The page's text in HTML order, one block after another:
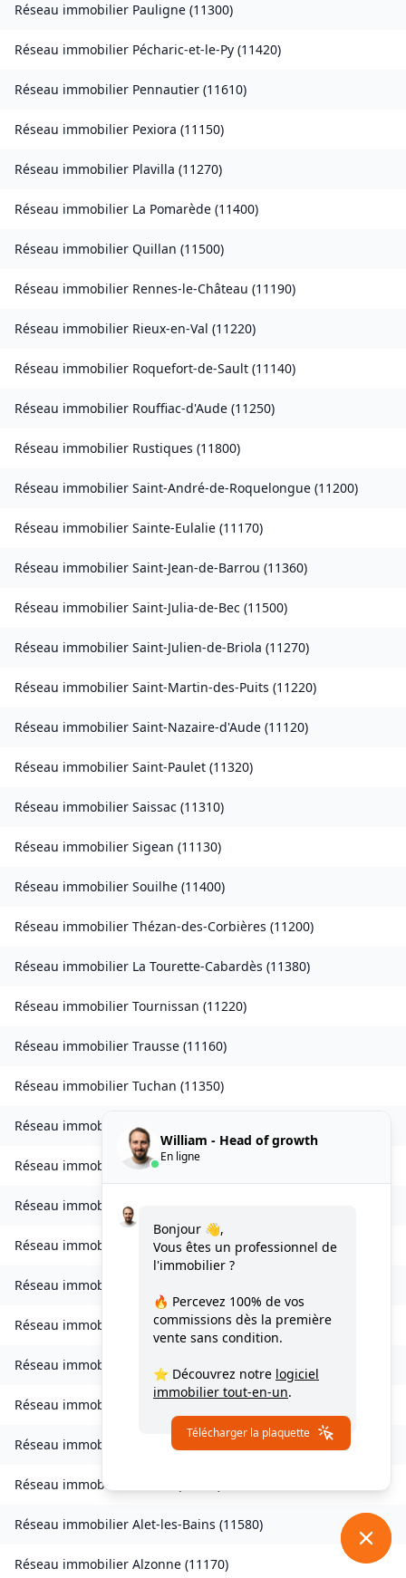
Réseau immobilier Pauligne (11300)
Réseau immobilier Pécharic-et-le-Py (11420)
Réseau immobilier Pennautier (11610)
Réseau immobilier Pexiora (11150)
Réseau immobilier Plavilla (11270)
Réseau immobilier La Pomarède (11400)
Réseau immobilier Quillan (11500)
Réseau immobilier Rennes-le-Château (11190)
Réseau immobilier Rieux-en-Val (11220)
Réseau immobilier Roquefort-de-Sault (11140)
Réseau immobilier Rouffiac-d'Aude (11250)
Réseau immobilier Rustiques (11800)
Réseau immobilier Saint-André-de-Roquelongue (11200)
Réseau immobilier Sainte-Eulalie (11170)
Réseau immobilier Saint-Jean-de-Barrou (11360)
Réseau immobilier Saint-Julia-de-Bec (11500)
Réseau immobilier Saint-Julien-de-Briola (11270)
Réseau immobilier Saint-Martin-des-Puits (11220)
Réseau immobilier Saint-Nazaire-d'Aude (11120)
Réseau immobilier Saint-Paulet (11320)
Réseau immobilier Saissac (11310)
Réseau immobilier Sigean (11130)
Réseau immobilier Souilhe (11400)
Réseau immobilier Thézan-des-Corbières (11200)
Réseau immobilier La Tourette-Cabardès (11380)
Réseau immobilier Tournissan (11220)
Réseau immobilier Trausse (11160)
Réseau immobilier Tuchan (11350)
Réseau immobilierValmigère
Réseau immobilier Ventenac-en-Minervois
Réseau immobilierVerdun-en-Lauragais
Réseau immobilier Vignevieille(11330)
Réseau immobilier
Réseau immobilier Villanière(11600 )
Réseau immobilier Villardebelle
Réseau immobilier
Réseau immobilier Villefloure 11570
Réseau immobilier
Réseau immobilier Alet-les-Bains (11580)
Réseau immobilier Alzonne (11170)
William - Head of growth
En ligne
Bonjour 👋,
Vous êtes un professionnel de
l'immobilier ?
🔥 Percevez 100% de vos
commissions dès la première
vente sans condition.
⭐ Découvrez notre logiciel
immobilier tout-en-un.
Télécharger la plaquette